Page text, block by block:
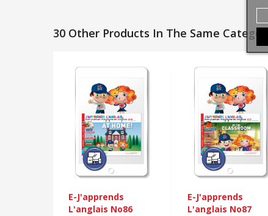
30 Other Products In The Same Category:
E-J'apprends
L'anglais No86
E-J'apprends
L'anglais No87